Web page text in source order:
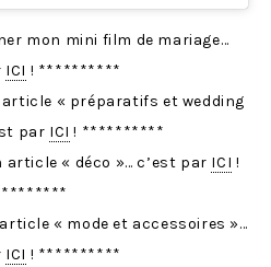
mon mini film de mariage…
ICI ! **********
« préparatifs et wedding
par ICI ! **********
« déco »… c’est par ICI !
« mode et accessoires »…
ICI ! **********